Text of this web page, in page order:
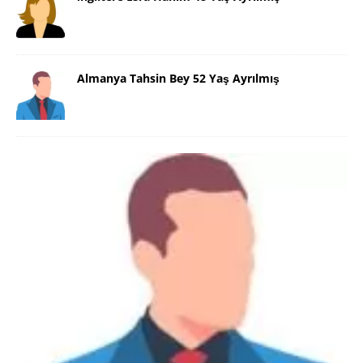
Almanya Tahsin Bey 52 Yaş Ayrılmış